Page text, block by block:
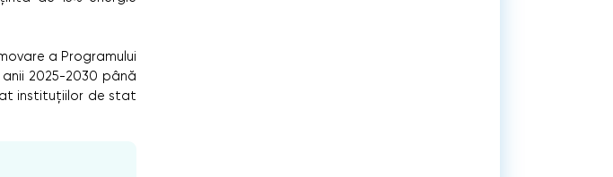
a Programului
2025-2030 până
instituțiilor de stat